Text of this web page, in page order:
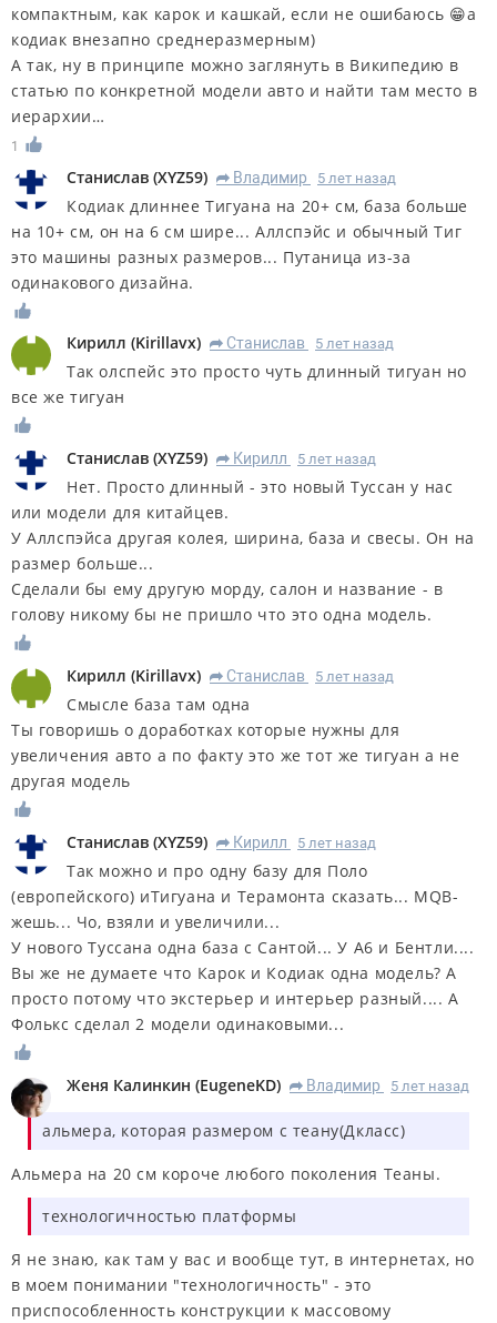
компактным, как карок и кашкай, если не ошибаюсь 😁а
кодиак внезапно среднеразмерным)
А так, ну в принципе можно заглянуть в Википедию в
статью по конкретной модели авто и найти там место в
иерархии…
1
Станислав (XYZ59) R Владимир 5 лет назад
Кодиак длиннее Тигуана на 20+ см, база больше
на 10+ см, он на 6 см шире... Аллспэйс и обычный Тиг
это машины разных размеров... Путаница из-за
одинакового дизайна.
Кирилл (Kirillavx) R Станислав 5 лет назад
Так олспейс это просто чуть длинный тигуан но
все же тигуан
Станислав (XYZ59) R Кирилл 5 лет назад
Нет. Просто длинный - это новый Туссан у нас
или модели для китайцев.
У Аллспэйса другая колея, ширина, база и свесы. Он на
размер больше...
Сделали бы ему другую морду, салон и название - в
голову никому бы не пришло что это одна модель.
Кирилл (Kirillavx) R Станислав 5 лет назад
Смысле база там одна
Ты говоришь о доработках которые нужны для
увеличения авто а по факту это же тот же тигуан а не
другая модель
Станислав (XYZ59) R Кирилл 5 лет назад
Так можно и про одну базу для Поло
(европейского) иТигуана и Терамонта сказать... MQB-
жешь... Чо, взяли и увеличили...
У нового Туссана одна база с Сантой... У А6 и Бентли....
Вы же не думаете что Карок и Кодиак одна модель? А
просто потому что экстерьер и интерьер разный.... А
Фолькс сделал 2 модели одинаковыми...
Женя Калинкин (EugeneKD) R Владимир 5 лет назад
альмера, которая размером с теану(Дкласс)
Альмера на 20 см короче любого поколения Теаны.
технологичностью платформы
Я не знаю, как там у вас и вообще тут, в интернетах, но
в моем понимании "технологичность" - это
приспособленность конструкции к массовому